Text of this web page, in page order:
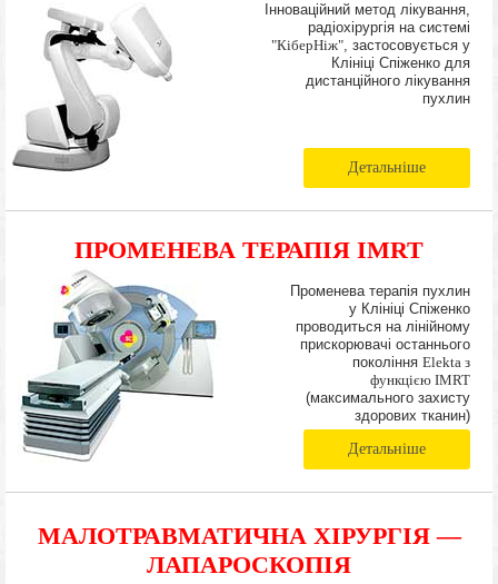
Інноваційний метод лікування,
радіохірургія на системі
"КіберНіж", застосовується у
Клініці Спіженко для
дистанційного лікування
пухлин
Детальніше
ПРОМЕНЕВА ТЕРАПІЯ IMRT
Променева терапія пухлин
у Клініці Спіженко
проводиться на лінійному
прискорювачі останнього
покоління Elekta з
функцією IMRT
(максимального захисту
здорових тканин)
Детальніше
МАЛОТРАВМАТИЧНА ХІРУРГІЯ —
ЛАПАРОСКОПІЯ